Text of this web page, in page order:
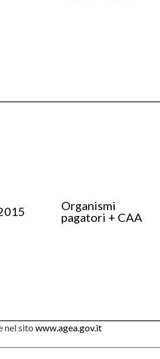
Organismi
pagatori + CAA
nel sito www.agea.gov.it